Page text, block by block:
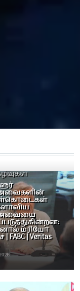
மரியோ
| FABC | Veritas